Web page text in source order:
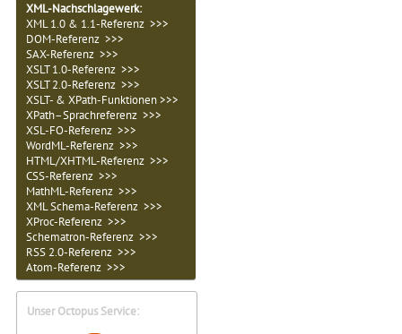
XML-Nachschlagewerk:
XML 1.0 & 1.1-Referenz >>>
DOM-Referenz >>>
SAX-Referenz >>>
XSLT 1.0-Referenz >>>
XSLT 2.0-Referenz >>>
XSLT- & XPath-Funktionen >>>
XPath–Sprachreferenz >>>
XSL-FO-Referenz >>>
WordML-Referenz >>>
HTML/XHTML-Referenz >>>
CSS-Referenz >>>
MathML-Referenz >>>
XML Schema-Referenz >>>
XProc-Referenz >>>
Schematron-Referenz >>>
RSS 2.0-Referenz >>>
Atom-Referenz >>>
Unser Octopus Service: